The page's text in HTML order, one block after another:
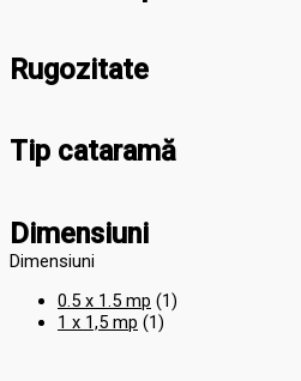
Rugozitate
Tip cataramă
Dimensiuni
Dimensiuni
0.5 x 1.5 mp (1)
1 x 1,5 mp (1)